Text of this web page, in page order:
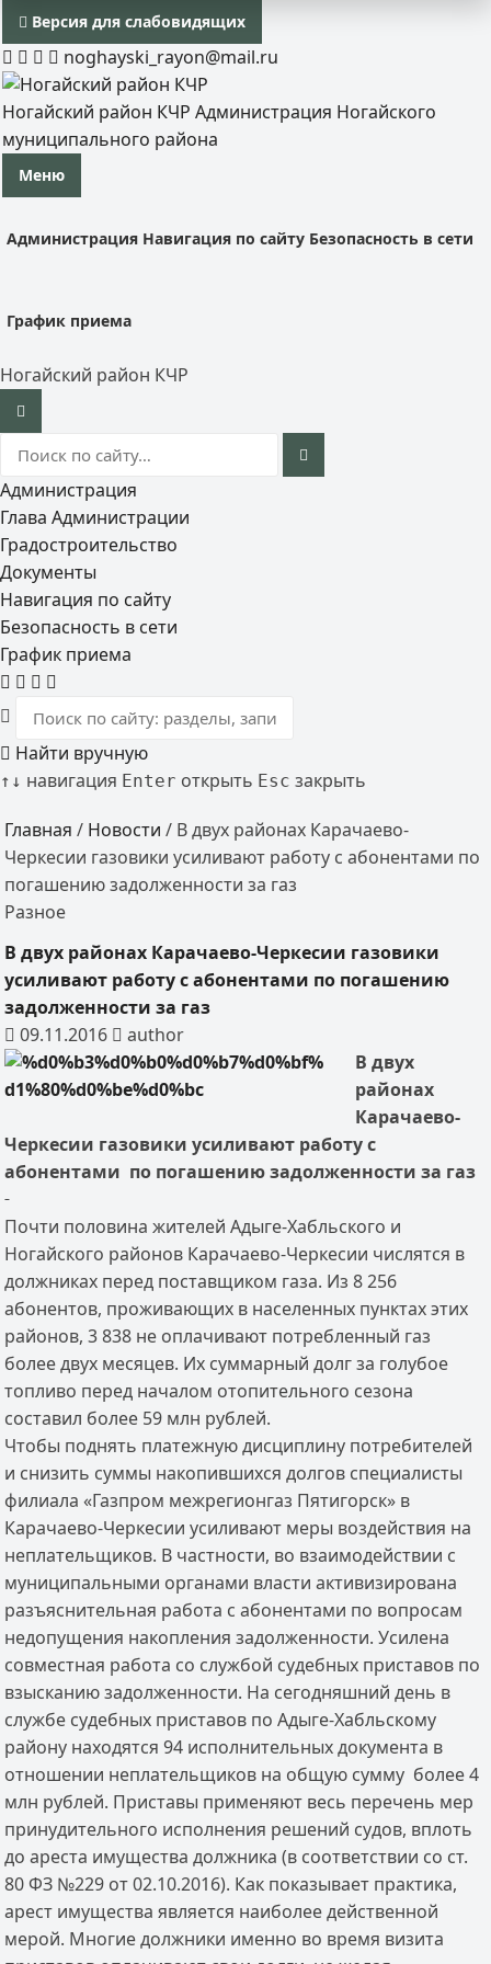
Версия для слабовидящих
noghayski_rayon@mail.ru
Ногайский район КЧР Администрация Ногайского
муниципального района
Меню
Администрация Навигация по сайту Безопасность в сети
График приема
Ногайский район КЧР
Администрация
Глава Администрации
Градостроительство
Документы
Навигация по сайту
Безопасность в сети
График приема
Найти вручную
↑ ↓ навигация Enter открыть Esc закрыть
Главная / Новости / В двух районах Карачаево-
Черкесии газовики усиливают работу с абонентами по
погашению задолженности за газ
Разное
В двух районах Карачаево-Черкесии газовики
усиливают работу с абонентами по погашению
задолженности за газ
09.11.2016
author
В двух
районах
Карачаево-
Черкесии газовики усиливают работу с
абонентами по погашению задолженности за газ
Почти половина жителей Адыге-Хабльского и
Ногайского районов Карачаево-Черкесии числятся в
должниках перед поставщиком газа. Из 8 256
абонентов, проживающих в населенных пунктах этих
районов, 3 838 не оплачивают потребленный газ
более двух месяцев. Их суммарный долг за голубое
топливо перед началом отопительного сезона
составил более 59 млн рублей.
Чтобы поднять платежную дисциплину потребителей
и снизить суммы накопившихся долгов специалисты
филиала «Газпром межрегионгаз Пятигорск» в
Карачаево-Черкесии усиливают меры воздействия на
неплательщиков. В частности, во взаимодействии с
муниципальными органами власти активизирована
разъяснительная работа с абонентами по вопросам
недопущения накопления задолженности. Усилена
совместная работа со службой судебных приставов по
взысканию задолженности. На сегодняшний день в
службе судебных приставов по Адыге-Хабльскому
району находятся 94 исполнительных документа в
отношении неплательщиков на общую сумму более 4
млн рублей. Приставы применяют весь перечень мер
принудительного исполнения решений судов, вплоть
до ареста имущества должника (в соответствии со ст.
80 ФЗ №229 от 02.10.2016). Как показывает практика,
арест имущества является наиболее действенной
мерой. Многие должники именно во время визита